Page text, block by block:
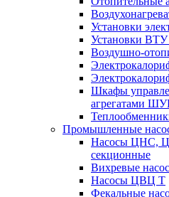
Установки
Установки
Воздушно-
Шкафы
агрегатами
Промышленные
Насосы ЦНС,
секционные
Вихревые
Насосы ЦВЦ Т
Фекальные